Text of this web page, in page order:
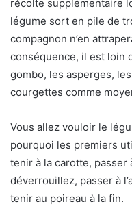
récolte supplémentaire
légume sort en pile de
compagnon n’en
conséquence, il est loin
gombo, les asperges,
courgettes comme
Vous allez vouloir le
pourquoi les premiers
tenir à la carotte, passer
déverrouillez, passer à
tenir au poireau à la fin.